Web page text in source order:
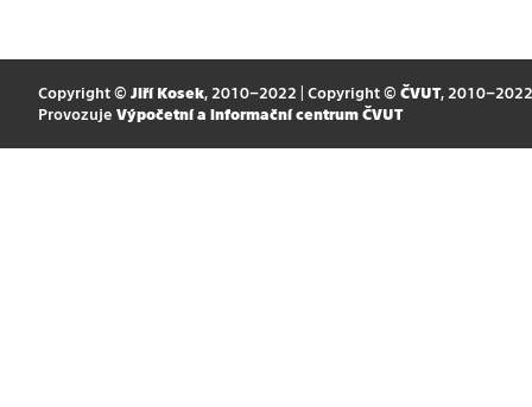
Copyright © Jiří Kosek, 2010–2022 | Copyright © ČVUT, 2010–2022
Provozuje Výpočetní a informační centrum ČVUT